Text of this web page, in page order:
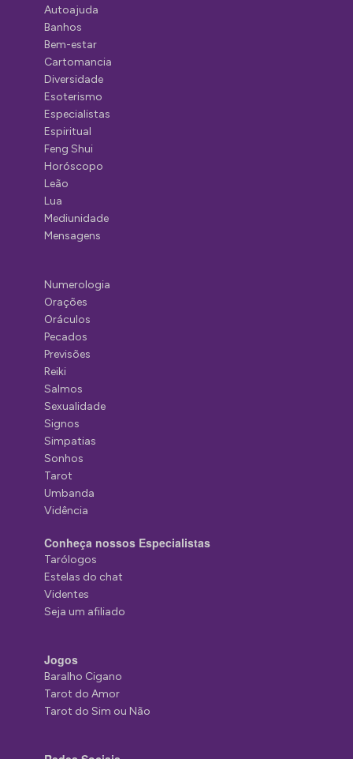
Autoajuda
Banhos
Bem-estar
Cartomancia
Diversidade
Esoterismo
Especialistas
Espiritual
Feng Shui
Horóscopo
Leão
Lua
Mediunidade
Mensagens
Numerologia
Orações
Oráculos
Pecados
Previsões
Reiki
Salmos
Sexualidade
Signos
Simpatias
Sonhos
Tarot
Umbanda
Vidência
Conheça nossos Especialistas
Tarólogos
Estelas do chat
Videntes
Seja um afiliado
Jogos
Baralho Cigano
Tarot do Amor
Tarot do Sim ou Não